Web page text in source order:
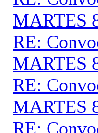
MARTES
RE:
MARTES
RE:
MARTES
RE: